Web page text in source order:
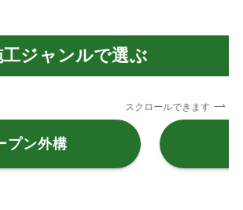
工ジャンルで選ぶ
スクロールできます
プン外構